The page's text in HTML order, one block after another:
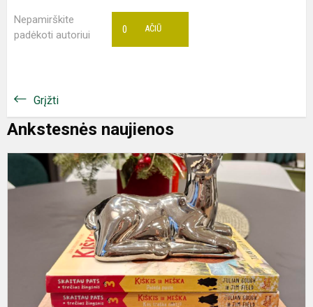
Nepamirškite
padėkoti autoriui
AČIŪ
0
Grįžti
Ankstesnės naujienos